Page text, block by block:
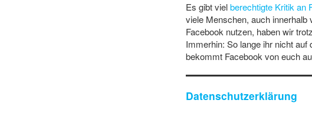
Es gibt vielberechtigte Kritik an
viele Menschen, auch innerhalb
Facebook nutzen, haben wir
Immerhin: So lange ihr nicht auf
bekommt Facebook von euch
Datenschutzerklärung